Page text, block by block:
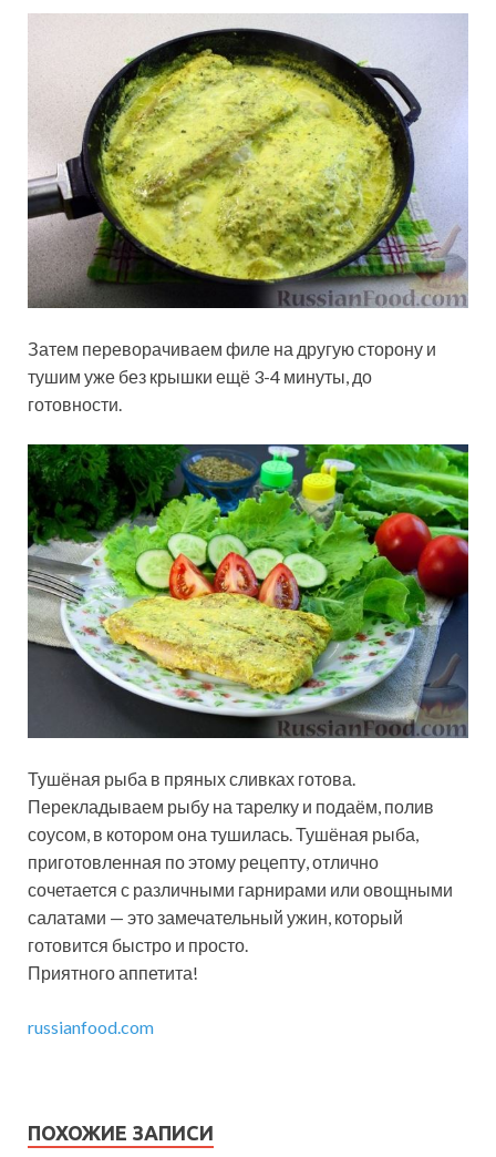
Затем переворачиваем филе на другую сторону и
тушим уже без крышки ещё 3-4 минуты, до
готовности.
Тушёная рыба в пряных сливках готова.
Перекладываем рыбу на тарелку и подаём, полив
соусом, в котором она тушилась. Тушёная рыба,
приготовленная по этому рецепту, отлично
сочетается с различными гарнирами или овощными
салатами — это замечательный ужин, который
готовится быстро и просто.
Приятного аппетита!
russianfood.com
ПОХОЖИЕ ЗАПИСИ